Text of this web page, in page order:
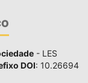
- LES
DOI: 10.26694